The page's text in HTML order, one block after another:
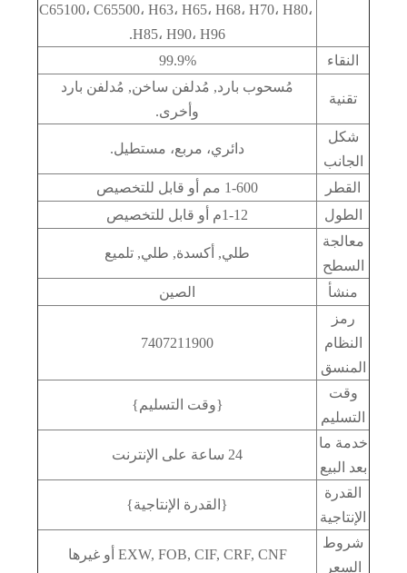
C65100، C65500، H63، H65، H68، H70، H80،
H85، H90، H96.
النقاء
99.9%
تقنية
مُسحوب بارد, مُدلفن ساخن, مُدلفن بارد
وأخرى.
شكل
الجانب
دائري، مربع، مستطيل.
القطر
1-600 مم أو قابل للتخصيص
الطول
1-12م أو قابل للتخصيص
معالجة
السطح
طلي, أكسدة, طلي, تلميع
منشأ
الصين
رمز
النظام
المنسق
7407211900
وقت
التسليم
{وقت التسليم}
خدمة ما
بعد البيع
24 ساعة على الإنترنت
القدرة
الإنتاجية
{القدرة الإنتاجية}
شروط
السعر
EXW, FOB, CIF, CRF, CNF أو غيرها